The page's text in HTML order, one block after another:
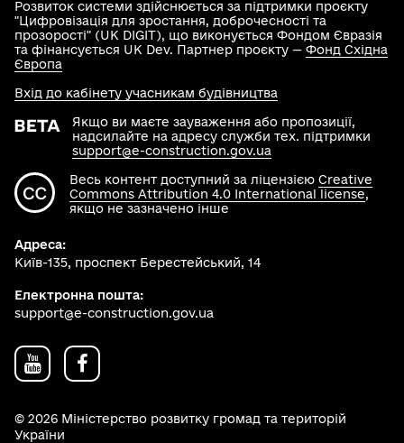
Розвиток системи здійснюється за підтримки проєкту
"Цифровізація для зростання, доброчесності та
прозорості" (UK DIGIT), що виконується Фондом Євразія
та фінансується UK Dev. Партнер проєкту — Фонд Східна
Європа
Якщо ви маєте зауваження або пропозиції,
надсилайте на адресу служби тех. підтримки
support@e-construction.gov.ua
Весь контент доступний за ліцензією Creative
Commons Attribution 4.0 International license,
якщо не зазначено інше
Вхід до кабінету учасникам будівництва
Адреса:
Київ-135, проспект Берестейський, 14
Електронна пошта:
support@e-construction.gov.ua
© 2026 Міністерство розвитку громад та територій
України